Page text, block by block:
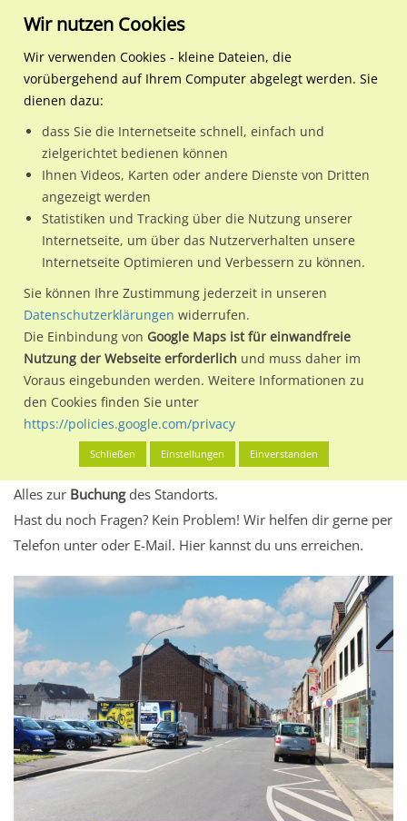
Regionale Plakatwerbung Nordrhein-Westfalen
Mönchengladbach, Stadt
Am Sternenfeld 64a/
41238 / Mönchengladbach, Stadt / Giesenkirchen
Nutze günstige Werbemöglichkeiten am Standort Am
Sternenfeld 64a/Zoppenbroicher Strim Ortsteil
Giesenkirchen)in Mönchengladbach, Stadt.
Wir erheben für jede unserer Werbeflächen individuelle und
aktuelleStandortinformationenundLeistungswerte. Damit
kannst du dich schon vor der Buchung im Detail über den
Standort, seine Reichweite und Werbewirkung sowie
eventuelle Beschränkungen in den zugelassenen
Werbeinhalten informieren.
Alles klar? Dann findest du direkt im unteren Teil dieser Seite
Alles zur Buchungdes Standorts.
Hast du noch Fragen? Kein Problem! Wir helfen dir gerne per
Telefon unter oder E-Mail. Hier kannst du uns erreichen.
Wir nutzen Cookies
Wir verwenden Cookies - kleine Dateien, die
vorübergehend auf Ihrem Computer abgelegt werden. Sie
dienen dazu:
dass Sie die Internetseite schnell, einfach und
zielgerichtet bedienen können
Ihnen Videos, Karten oder andere Dienste von Dritten
angezeigt werden
Statistiken und Tracking über die Nutzung unserer
Internetseite, um über das Nutzerverhalten unsere
Internetseite Optimieren und Verbessern zu können.
Sie können Ihre Zustimmung jederzeit in unseren
Datenschutzerklärungen widerrufen.
Die Einbindung von Google Maps ist für einwandfreie
Nutzung der Webseite erforderlich und muss daher im
Voraus eingebunden werden. Weitere Informationen zu
den Cookies finden Sie unter
https://policies.google.com/privacy
Schließen Einstellungen Einverstanden